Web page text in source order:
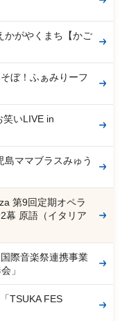
かがやくまち【かご
ぼ！ふぁみりーフ
いLIVE in
ママブラスみゅう
第9回定期オペラ
幕 原語（イタリア
際音楽祭連携事業
」
TSUKA FES